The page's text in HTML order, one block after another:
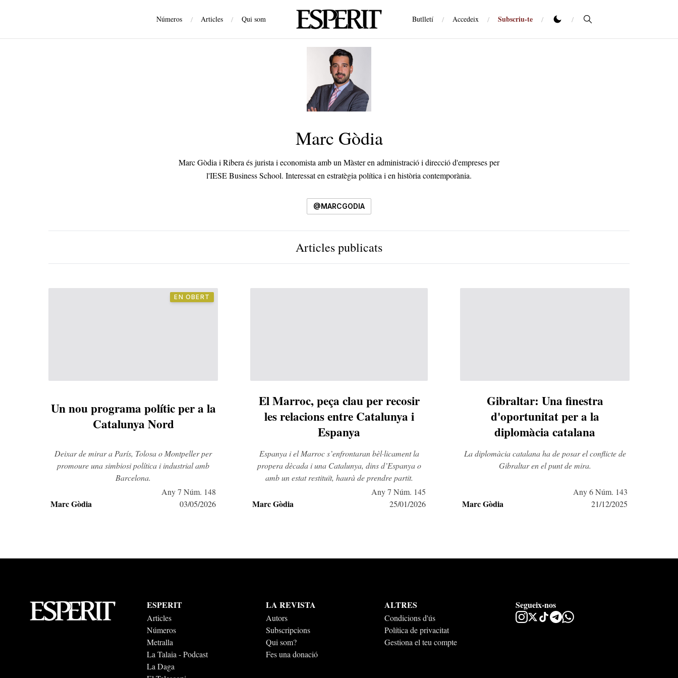
Números / Articles / Qui som Butlletí / Accedeix / Subscriu-te / /
Marc Gòdia
Marc Gòdia i Ribera és jurista i economista amb un Màster en administració i direcció d'empreses per
l'IESE Business School. Interessat en estratègia política i en història contemporània.
@MARCGODIA
Articles publicats
EN OBERT
Un nou programa polític per a la
Catalunya Nord
Deixar de mirar a París, Tolosa o Montpeller per
promoure una simbiosi política i industrial amb
Barcelona.
Marc Gòdia
Any 7 Núm. 148
03/05/2026
El Marroc, peça clau per recosir
les relacions entre Catalunya i
Espanya
Espanya i el Marroc s’enfrontaran bèl·licament la
propera dècada i una Catalunya, dins d’Espanya o
amb un estat restituït, haurà de prendre partit.
Marc Gòdia
Any 7 Núm. 145
25/01/2026
Gibraltar: Una finestra
d'oportunitat per a la
diplomàcia catalana
La diplomàcia catalana ha de posar el conflicte de
Gibraltar en el punt de mira.
Marc Gòdia
Any 6 Núm. 143
21/12/2025
ESPERIT
Articles
Números
Metralla
La Talaia - Podcast
La Daga
LA REVISTA
Autors
Subscripcions
Qui som?
Fes una donació
ALTRES
Condicions d'ús
Política de privacitat
Gestiona el teu compte
Segueix-nos